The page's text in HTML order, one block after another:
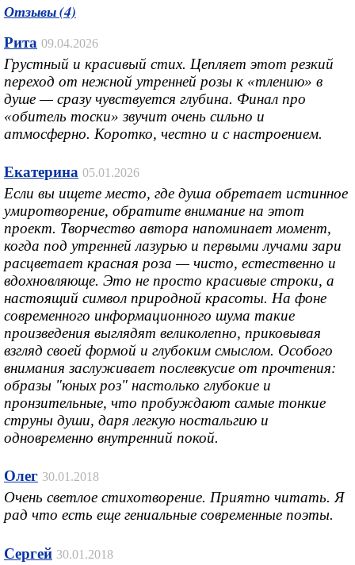
Отзывы (4)
Рита 09.04.2026
Грустный и красивый стих. Цепляет этот резкий
переход от нежной утренней розы к «тлению» в
душе — сразу чувствуется глубина. Финал про
«обитель тоски» звучит очень сильно и
атмосферно. Коротко, честно и с настроением.
Екатерина 05.01.2026
Если вы ищете место, где душа обретает истинное
умиротворение, обратите внимание на этот
проект. Творчество автора напоминает момент,
когда под утренней лазурью и первыми лучами зари
расцветает красная роза — чисто, естественно и
вдохновляюще. Это не просто красивые строки, а
настоящий символ природной красоты. На фоне
современного информационного шума такие
произведения выглядят великолепно, приковывая
взгляд своей формой и глубоким смыслом. Особого
внимания заслуживает послевкусие от прочтения:
образы "юных роз" настолько глубокие и
пронзительные, что пробуждают самые тонкие
струны души, даря легкую ностальгию и
одновременно внутренний покой.
Олег 30.01.2018
Очень светлое стихотворение. Приятно читать. Я
рад что есть еще гениальные современные поэты.
Сергей 30.01.2018